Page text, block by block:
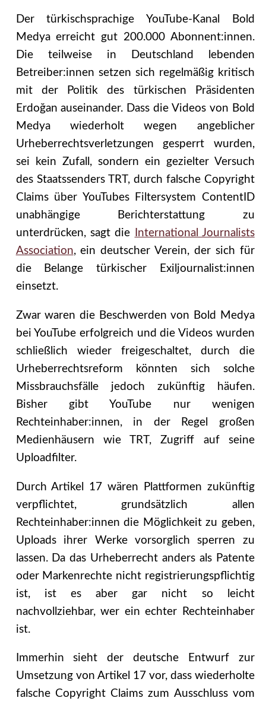
Der türkischsprachige YouTube-Kanal Bold
Medya erreicht gut 200.000 Abonnent:innen.
Die teilweise in Deutschland lebenden
Betreiber:innen setzen sich regelmäßig kritisch
mit der Politik des türkischen Präsidenten
Erdoğan auseinander. Dass die Videos von Bold
Medya wiederholt wegen angeblicher
Urheberrechtsverletzungen gesperrt wurden,
sei kein Zufall, sondern ein gezielter Versuch
des Staatssenders TRT, durch falsche Copyright
Claims über YouTubes Filtersystem ContentID
unabhängige Berichterstattung zu
unterdrücken, sagt die
International Journalists
Association, ein deutscher Verein, der sich für
die Belange türkischer Exiljournalist:innen
einsetzt.
Zwar waren die Beschwerden von Bold Medya
bei YouTube erfolgreich und die Videos wurden
schließlich wieder freigeschaltet, durch die
Urheberrechtsreform könnten sich solche
Missbrauchsfälle jedoch zukünftig häufen.
Bisher gibt YouTube nur wenigen
Rechteinhaber:innen, in der Regel großen
Medienhäusern wie TRT, Zugriff auf seine
Uploadfilter.
Durch Artikel 17 wären Plattformen zukünftig
verpflichtet, grundsätzlich allen
Rechteinhaber:innen die Möglichkeit zu geben,
Uploads ihrer Werke vorsorglich sperren zu
lassen. Da das Urheberrecht anders als Patente
oder Markenrechte nicht registrierungspflichtig
ist, ist es aber gar nicht so leicht
nachvollziehbar, wer ein echter Rechteinhaber
ist.
Immerhin sieht der deutsche Entwurf zur
Umsetzung von Artikel 17 vor, dass wiederholte
falsche Copyright Claims zum Ausschluss vom